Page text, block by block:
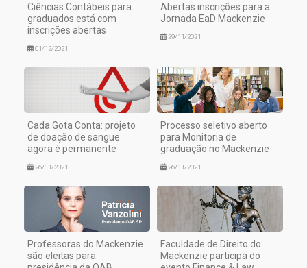
Ciências Contábeis para
graduados está com
inscrições abertas
01/12/2021
Abertas inscrições para a
Jornada EaD Mackenzie
29/11/2021
Cada Gota Conta: projeto
de doação de sangue
agora é permanente
26/11/2021
Processo seletivo aberto
para Monitoria de
graduação no Mackenzie
26/11/2021
Professoras do Mackenzie
são eleitas para
Faculdade de Direito do
Mackenzie participa do